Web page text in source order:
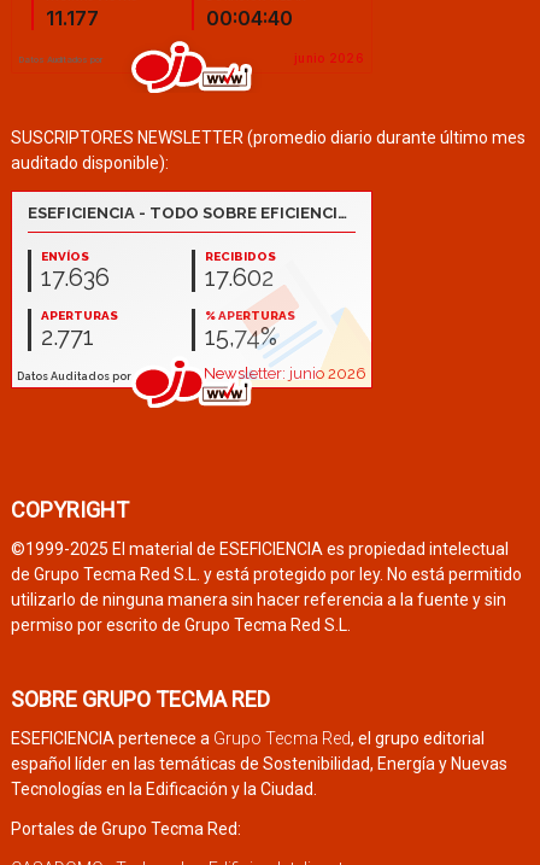
SUSCRIPTORES NEWSLETTER (promedio diario durante último mes
auditado disponible):
COPYRIGHT
©1999-2025 El material de ESEFICIENCIA es propiedad intelectual
de Grupo Tecma Red S.L. y está protegido por ley. No está permitido
utilizarlo de ninguna manera sin hacer referencia a la fuente y sin
permiso por escrito de Grupo Tecma Red S.L.
SOBRE GRUPO TECMA RED
ESEFICIENCIA pertenece a Grupo Tecma Red, el grupo editorial
español líder en las temáticas de Sostenibilidad, Energía y Nuevas
Tecnologías en la Edificación y la Ciudad.
Portales de Grupo Tecma Red: